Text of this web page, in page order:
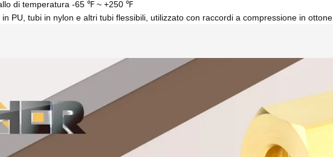
di temperatura -65 ℉ ~ +250 ℉
PU, tubi in nylon e altri tubi flessibili, utilizzato con raccordi a compressione in ottone.